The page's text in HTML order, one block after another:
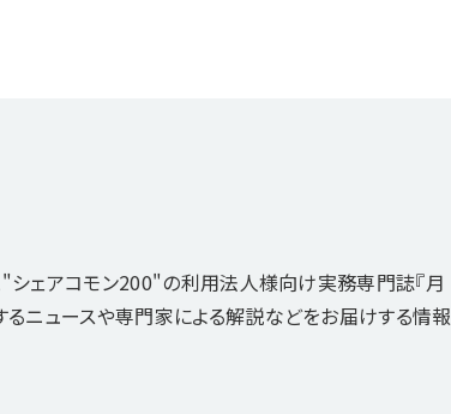
ェアコモン200"の利用法人様向け実務専門誌『月
ニュースや専門家による解説などをお届けする情報